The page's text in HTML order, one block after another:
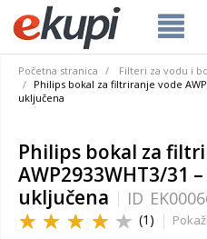
Početna stranica
Filteri za vodu i
Philips bokal za filtriranje vode
uključena
Philips bokal za
AWP2933WHT3/31
uključena
ID
(1)